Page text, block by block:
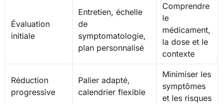
Évaluation
initiale
Entretien, échelle
de
symptomatologie,
plan personnalisé
Comprendre
le
médicament,
la dose et le
contexte
Réduction
progressive
Palier adapté,
calendrier flexible
Minimiser les
symptômes
et les risques